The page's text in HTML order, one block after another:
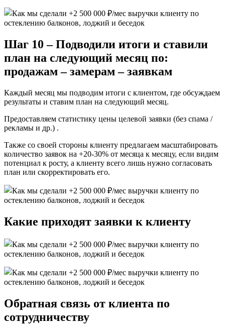
Шаг 10 – Подводили итоги и ставили
план на следующий месяц по:
продажам – замерам – заявкам
Каждый месяц мы подводим итоги с клиентом, где обсуждаем
результаты и ставим план на следующий месяц.
Предоставляем статистику цены целевой заявки (без спама /
рекламы и др.) .
Также со своей стороны клиенту предлагаем масштабировать
количество заявок на +20-30% от месяца к месяцу, если видим
потенциал к росту, а клиенту всего лишь нужно согласовать
план или скорректировать его.
Какие приходят заявки к клиенту
Обратная связь от клиента по
сотрудничеству